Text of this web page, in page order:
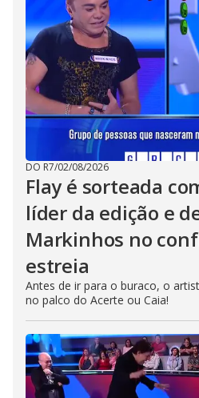
DO R7/02/08/2026
Flay é sorteada
líder da edição e
Markinhos no
estreia
Antes de ir para o buraco, o
no palco do Acerte ou Caia!